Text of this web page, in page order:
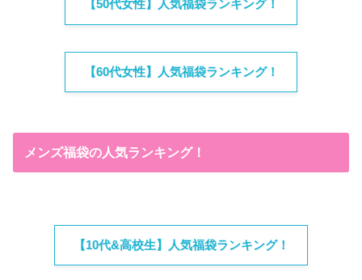
【50代女性】人気福袋ランキング！
【60代女性】人気福袋ランキング！
メンズ福袋の人気ランキング！
【10代&高校生】人気福袋ランキング！